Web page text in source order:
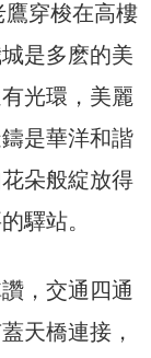
穿梭在高樓
是多麽的美
光環，美麗
是華洋和諧
朵般綻放得
驛站。
，交通四通
天橋連接，